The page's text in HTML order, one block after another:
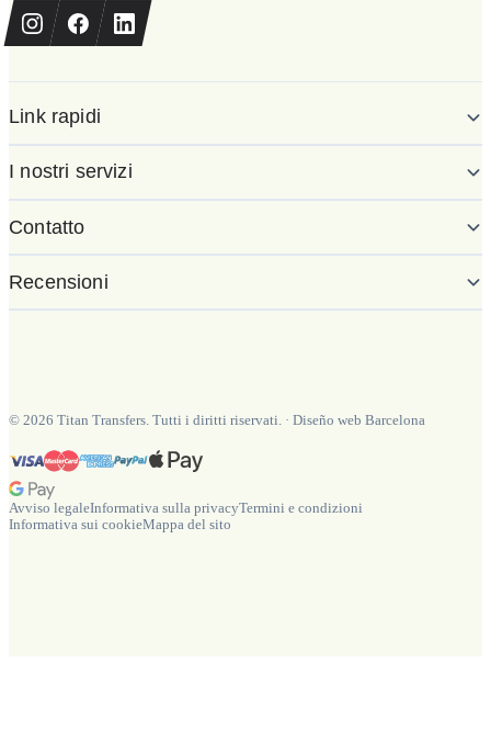
Link rapidi
I nostri servizi
Contatto
Recensioni
© 2026 Titan Transfers. Tutti i diritti riservati. · Diseño web Barcelona
Avviso legaleInformativa sulla privacyTermini e condizioni
Informativa sui cookieMappa del sito